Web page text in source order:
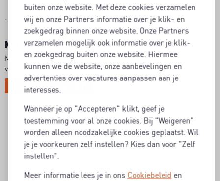
buiten onze website. Met deze cookies verzamelen
wij en onze Partners informatie over je klik- en
zoekgedrag binnen onze website. Onze Partners
verzamelen mogelijk ook informatie over je klik-
en zoekgedrag buiten onze website. Hiermee
kunnen we de website, onze aanbevelingen en
advertenties over vacatures aanpassen aan je
interesses.
Wanneer je op "Accepteren" klikt, geef je
toestemming voor al onze cookies. Bij "Weigeren"
worden alleen noodzakelijke cookies geplaatst. Wil
je je voorkeuren zelf instellen? Kies dan voor "Zelf
instellen".
Meer informatie lees je in ons Cookiebeleid en
NOG NIET DE BAAN GEVONDEN DIE JE ZOEKT?
Maak dan een Jobalert aan en je ontvangt een mail als er nieuwe
vacatures zijn.
MAAK EEN JOBALERT